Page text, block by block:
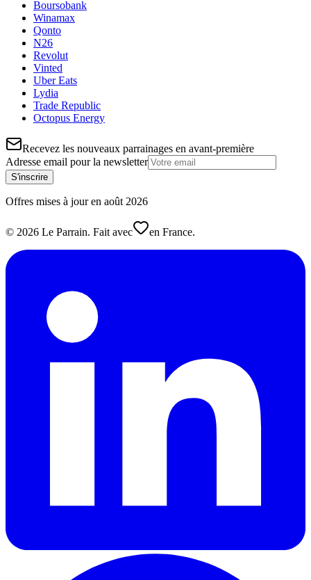
Boursobank
Winamax
Qonto
N26
Revolut
Vinted
Uber Eats
Lydia
Trade Republic
Octopus Energy
Recevez les nouveaux parrainages en avant-première
Adresse email pour la newsletter
S'inscrire
Offres mises à jour en août 2026
© 2026 Le Parrain. Fait avec en France.